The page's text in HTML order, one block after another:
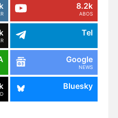
8.2k
ABOS
Tel
Google
NEWS
Bluesky